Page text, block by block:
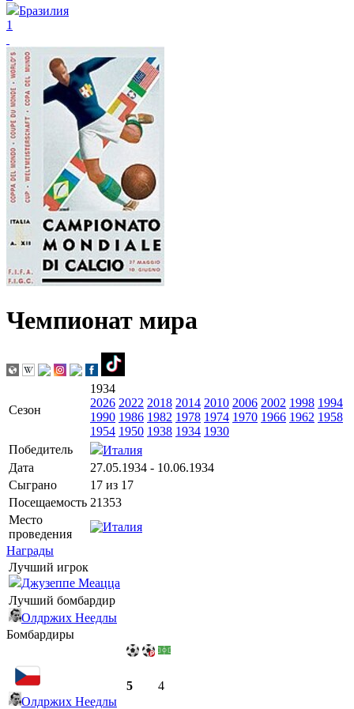
Бразилия
1
Чемпионат мира
Сезон
1934
2026 2022 2018 2014 2010 2006 2002 1998 1994
1990 1986 1982 1978 1974 1970 1966 1962 1958
1954 1950 1938 1934 1930
Победитель
Италия
Дата
27.05.1934 - 10.06.1934
Сыграно
17 из 17
Посещаемость 21353
Место
проведения
Награды
Лучший игрок
Джузеппе Меацца
Лучший бомбардир
Олдржих Неедлы
Бомбардиры
Олдржих Неедлы
5 4